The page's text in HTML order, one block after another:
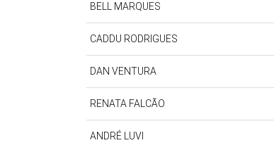
BELL MARQUES
CADDU RODRIGUES
DAN VENTURA
RENATA FALCÃO
ANDRÉ LUVI